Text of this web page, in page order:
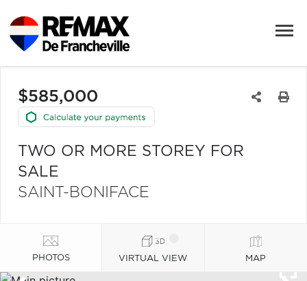
$585,000
TWO OR MORE STOREY FOR
SALE
SAINT-BONIFACE
PHOTOS VIRTUAL VIEW MAP